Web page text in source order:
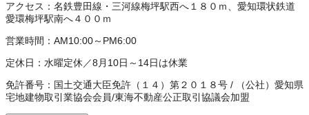
アクセス： 名鉄豊田線・三河線梅坪駅西へ１８０ｍ、愛知環状鉄道
愛環梅坪駅南へ４００ｍ
営業時間： AM10:00～PM6:00
定休日： 水曜定休／8月10日～14日は休業
免許番号： 国土交通大臣免許（１４）第２０１８号 /
（公社）愛知県
宅地建物取引業協会会員/東海不動産公正取引協議会加盟